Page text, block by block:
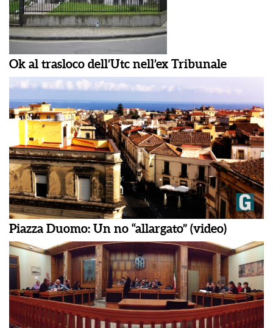
Ok al trasloco dell’Utc nell’ex Tribunale
Piazza Duomo: Un no “allargato” (video)